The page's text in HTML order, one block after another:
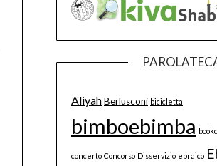
AliyahBerlusconi bicicletta
bimboebimba
concerto Concorso Disservizio ebraico